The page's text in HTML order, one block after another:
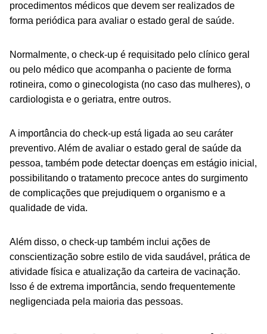
procedimentos médicos que devem ser realizados de
forma periódica para avaliar o estado geral de saúde.
Normalmente, o check-up é requisitado pelo clínico geral
ou pelo médico que acompanha o paciente de forma
rotineira, como o ginecologista (no caso das mulheres), o
cardiologista e o geriatra, entre outros.
A importância do check-up está ligada ao seu caráter
preventivo. Além de avaliar o estado geral de saúde da
pessoa, também pode detectar doenças em estágio inicial,
possibilitando o tratamento precoce antes do surgimento
de complicações que prejudiquem o organismo e a
qualidade de vida.
Além disso, o check-up também inclui ações de
conscientização sobre estilo de vida saudável, prática de
atividade física e atualização da carteira de vacinação.
Isso é de extrema importância, sendo frequentemente
negligenciada pela maioria das pessoas.